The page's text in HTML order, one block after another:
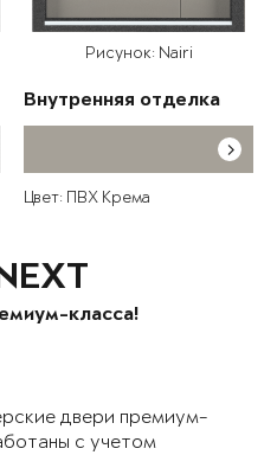
Рисунок: Nairi
Внутренняя отделка
Цвет: ПВХ Крема
класса!
двери премиум-
с учетом